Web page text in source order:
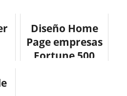
Diseño Home
Page empresas
Fortune 500